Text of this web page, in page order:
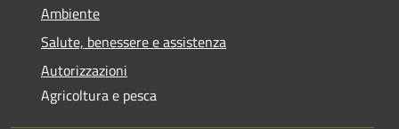
Ambiente
Salute, benessere e assistenza
Autorizzazioni
Agricoltura e pesca